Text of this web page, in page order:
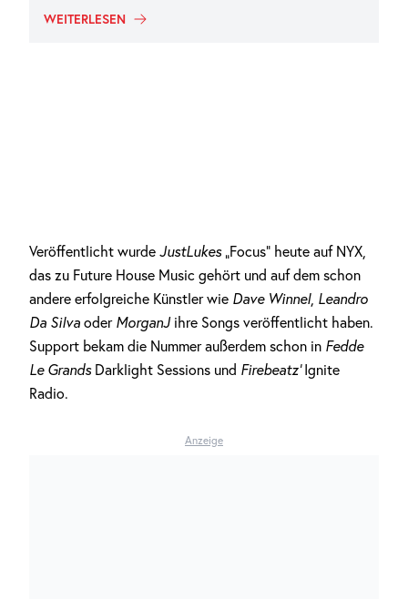
WEITERLESEN
Veröffentlicht wurde JustLukes „Focus“ heute auf NYX,
das zu Future House Music gehört und auf dem schon
andere erfolgreiche Künstler wie Dave Winnel, Leandro
Da Silva oder MorganJ ihre Songs veröffentlicht haben.
Support bekam die Nummer außerdem schon in Fedde
Le GrandsDarklight Sessions und Firebeatz‘Ignite
Radio.
Anzeige